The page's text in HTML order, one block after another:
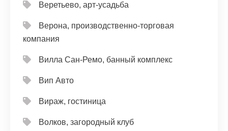
Веретьево, арт-усадьба
Верона, производственно-торговая
компания
Вилла Сан-Ремо, банный комплекс
Вип Авто
Вираж, гостиница
Волков, загородный клуб